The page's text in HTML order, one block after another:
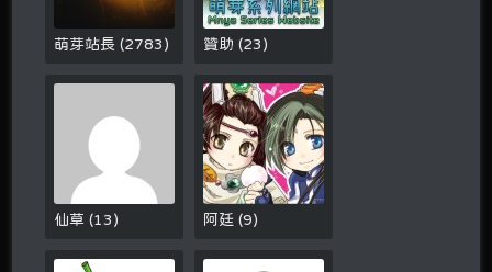
萌芽站長(2783 ) 贊助(23 )
仙草(13 ) 阿廷(9)